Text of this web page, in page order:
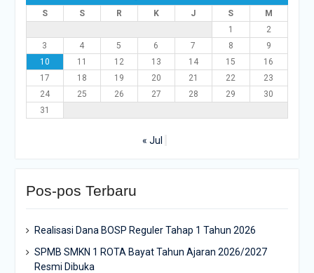
S S R K J S
M
1
2
3
4 5 6 7 8
9
10
11 12 13 14 15
16
17
18 19 20 21 22
23
24
25 26 27 28 29
30
31
« Jul
Pos-pos Terbaru
Realisasi Dana BOSP Reguler Tahap 1 Tahun 2026
SPMB SMKN 1 ROTA Bayat Tahun Ajaran 2026/2027
Resmi Dibuka